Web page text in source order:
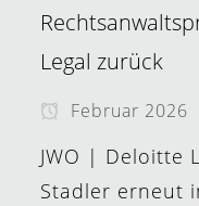
Legal zurück
Februar 2026
JWO | Deloitte
Stadler erneut